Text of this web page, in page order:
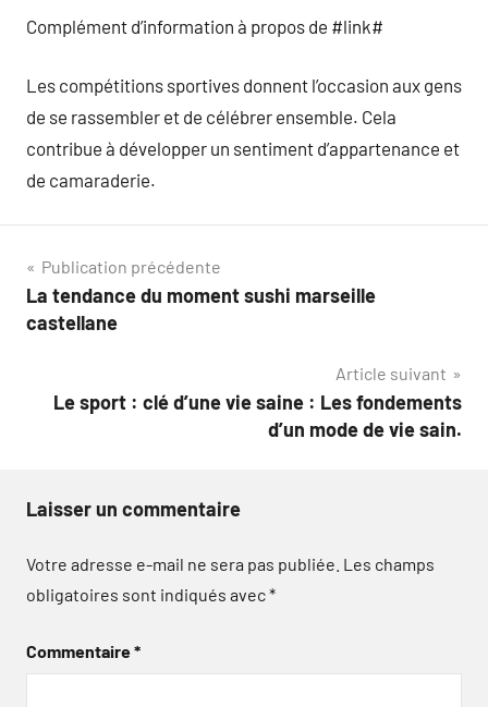
Complément d’information à propos de #link#
Les compétitions sportives donnent l’occasion aux gens
de se rassembler et de célébrer ensemble. Cela
contribue à développer un sentiment d’appartenance et
de camaraderie.
Navigation
de
Publication précédente
La tendance du moment sushi marseille
castellane
Article suivant
Le sport : clé d’une vie saine : Les fondements
d’un mode de vie sain.
Laisser un commentaire
Votre adresse e-mail ne sera pas publiée. Les champs
obligatoires sont indiqués avec*
Commentaire*